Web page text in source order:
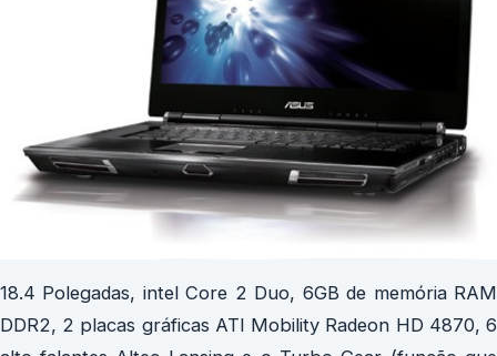
18.4 Polegadas, intel Core 2 Duo, 6GB de memória RAM
DDR2, 2 placas gráficas ATI Mobility Radeon HD 4870, 6